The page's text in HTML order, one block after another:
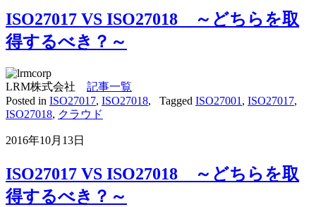
ISO27017 VS ISO27018 ～どちらを取
得するべき？～
LRM株式会社 記事一覧
Posted in ISO27017, ISO27018, Tagged ISO27001 , ISO27017,
ISO27018, クラウド
2016年10月13日
ISO27017 VS ISO27018 ～どちらを取
得するべき？～